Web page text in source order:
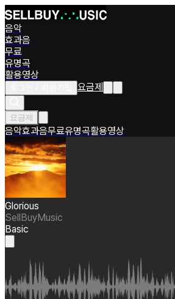
음악
효과음
무료
유명곡
활용영상
요금제
요금제
음악효과음무료유명곡활용영상
Glorious
SellBuyMusic
Basic